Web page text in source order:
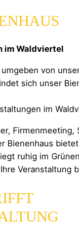
im Waldviertel
von
sich unser
im
Firmenmeeting,
Bienenhaus
ruhig im
Veranstaltung